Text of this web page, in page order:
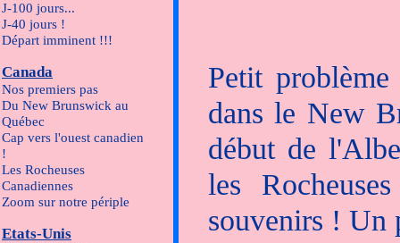
Petit
dans le New
début de
les
souvenirs ! Un
J-100 jours...
J-40 jours !
Départ imminent !!!
Canada
Nos premiers pas
Du New Brunswick au
Québec
Cap vers l'ouest canadien
!
Les Rocheuses
Canadiennes
Zoom sur notre périple
Etats-Unis